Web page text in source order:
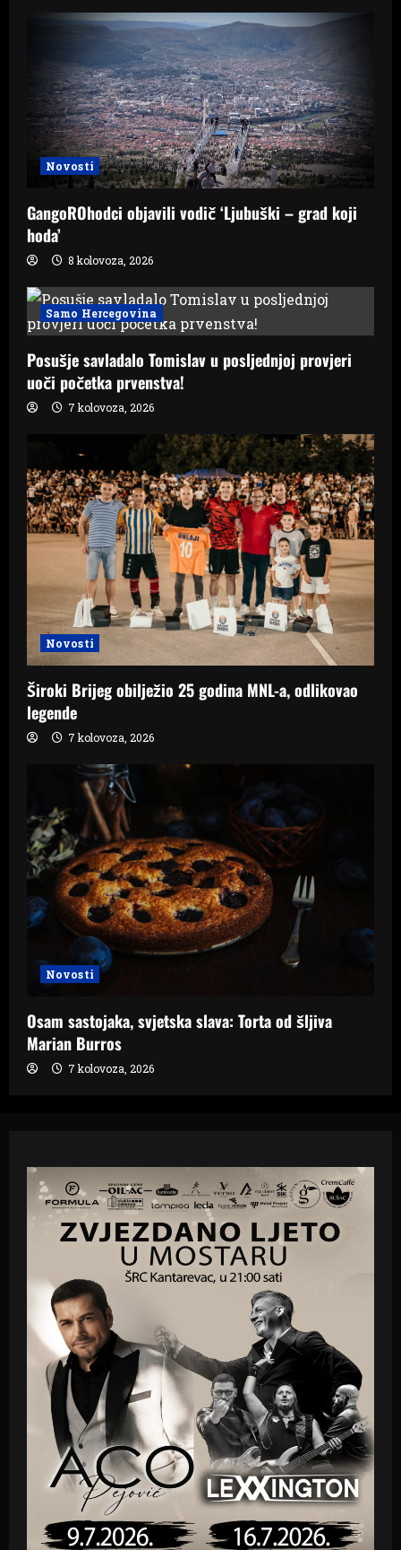
Novosti
GangoROhodci objavili vodič ‘Ljubuški – grad koji
hoda’
8 kolovoza, 2026
Samo Hercegovina
Posušje savladalo Tomislav u posljednjoj provjeri
uoči početka prvenstva!
7 kolovoza, 2026
Novosti
Široki Brijeg obilježio 25 godina MNL-a, odlikovao
legende
7 kolovoza, 2026
Novosti
Osam sastojaka, svjetska slava: Torta od šljiva
Marian Burros
7 kolovoza, 2026